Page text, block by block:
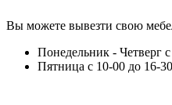
Вы можете вывезти свою
Понедельник - Четверг
Пятница с 10-00 до 16-30